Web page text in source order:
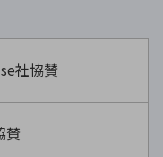
社協賛
賛